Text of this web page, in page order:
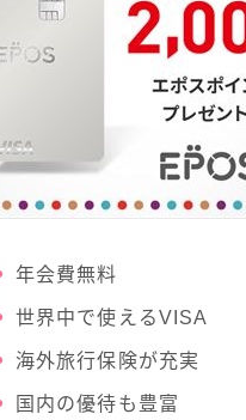
年会費無料
世界中で使えるVISA
海外旅行保険が充実
国内の優待も豊富